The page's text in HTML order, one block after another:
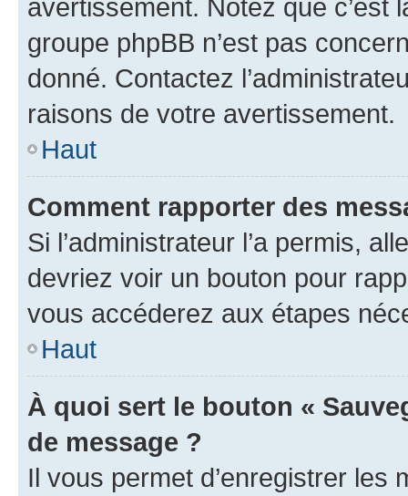
avertissement. Notez que c’est
groupe phpBB n’est pas
donné. Contactez
raisons de votre avertissement.
Haut
Comment rapporter des
Si l’administrateur l’a permis,
devriez voir un bouton pour
vous accéderez aux étapes
Haut
À quoi sert le bouton «
de message ?
Il vous permet d’enregistrer